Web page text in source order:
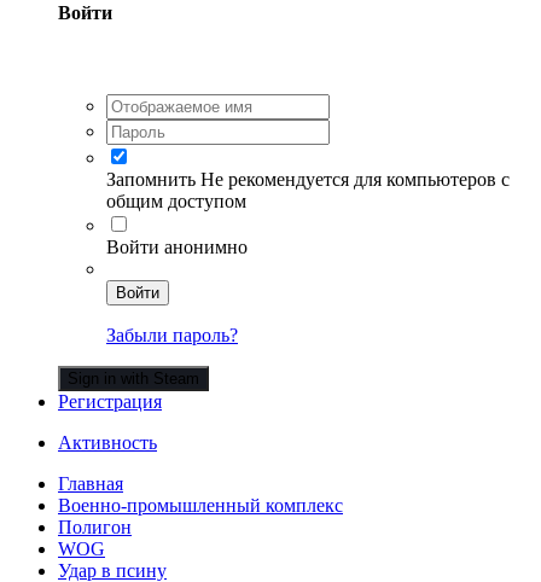
Войти
Запомнить Не рекомендуется для компьютеров с
общим доступом
Войти анонимно
Войти
Забыли пароль?
Sign in with Steam
Регистрация
Активность
Главная
Военно-промышленный комплекс
Полигон
WOG
Удар в псину